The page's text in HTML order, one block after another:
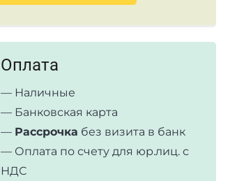
Оплата
— Наличные
— Банковская карта
— Рассрочка без визита в банк
— Оплата по счету для юр.лиц. с
НДС